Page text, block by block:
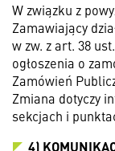
W związku z
Zamawiający
w zw. z art. 38
ogłoszenia o
Zamówień
Zmiana dotyczy
sekcjach i
4)